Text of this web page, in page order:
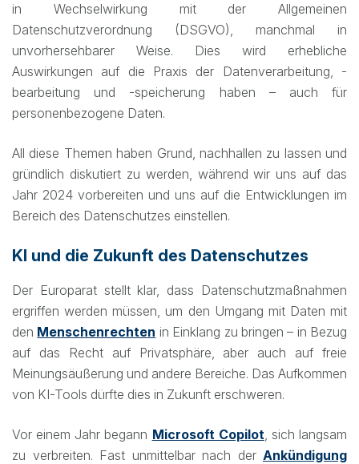
in Wechselwirkung mit der Allgemeinen
Datenschutzverordnung (DSGVO), manchmal in
unvorhersehbarer Weise. Dies wird erhebliche
Auswirkungen auf die Praxis der Datenverarbeitung, -
bearbeitung und -speicherung haben – auch für
personenbezogene Daten.
All diese Themen haben Grund, nachhallen zu lassen und
gründlich diskutiert zu werden, während wir uns auf das
Jahr 2024 vorbereiten und uns auf die Entwicklungen im
Bereich des Datenschutzes einstellen.
KI und die Zukunft des Datenschutzes
Der Europarat stellt klar, dass Datenschutzmaßnahmen
ergriffen werden müssen, um den Umgang mit Daten mit
den Menschenrechten in Einklang zu bringen – in Bezug
auf das Recht auf Privatsphäre, aber auch auf freie
Meinungsäußerung und andere Bereiche. Das Aufkommen
von KI-Tools dürfte dies in Zukunft erschweren.
Vor einem Jahr begann Microsoft Copilot , sich langsam
zu verbreiten. Fast unmittelbar nach der Ankündigung